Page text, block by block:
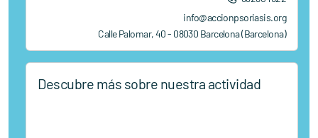
info@accionpsoriasis.org
Calle Palomar, 40 - 08030 Barcelona (Barcelona)
Descubre más sobre nuestra actividad